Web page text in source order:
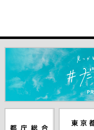
＃だから都立高（別ウ
ムページ（別
員会（別